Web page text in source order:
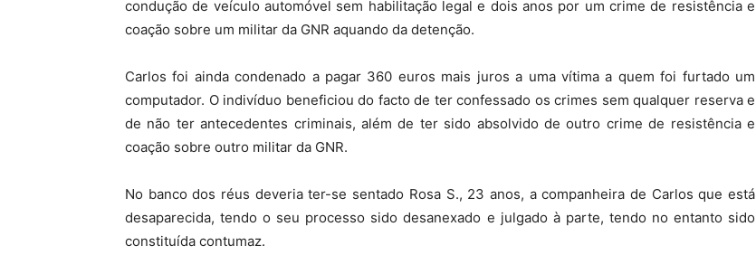
condução de veículo automóvel sem habilitação legal e dois anos por um crime de resistência e
coação sobre um militar da GNR aquando da detenção.
Carlos foi ainda condenado a pagar 360 euros mais juros a uma vítima a quem foi furtado um
computador. O indivíduo beneficiou do facto de ter confessado os crimes sem qualquer reserva e
de não ter antecedentes criminais, além de ter sido absolvido de outro crime de resistência e
coação sobre outro militar da GNR.
No banco dos réus deveria ter-se sentado Rosa S., 23 anos, a companheira de Carlos que está
desaparecida, tendo o seu processo sido desanexado e julgado à parte, tendo no entanto sido
constituída contumaz.